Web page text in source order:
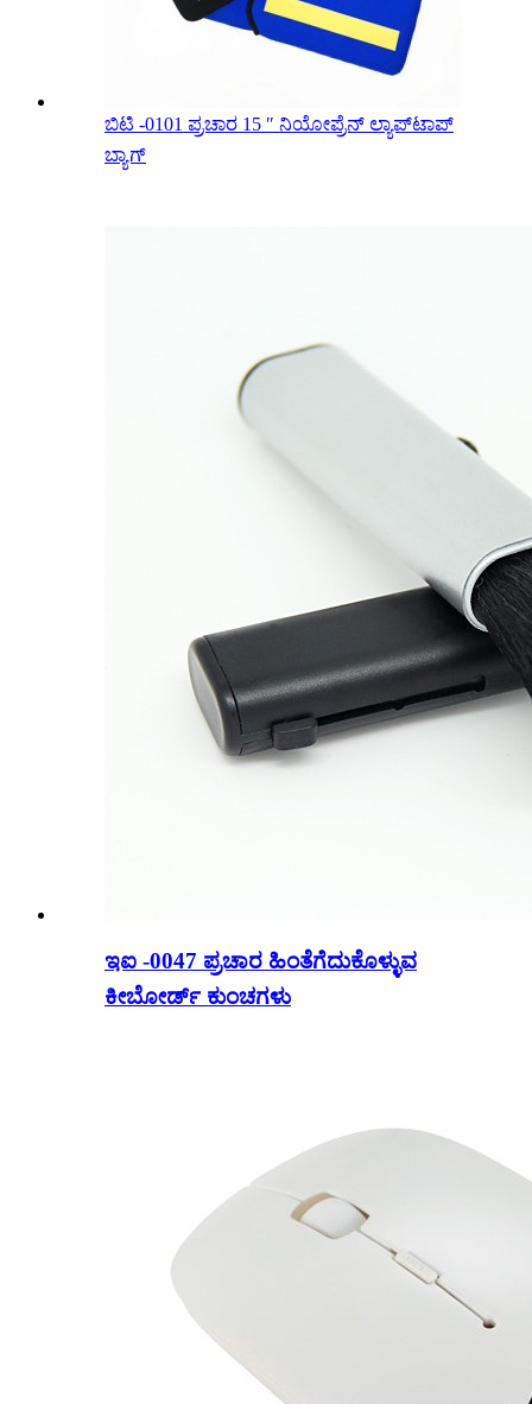
ಬಿಟಿ -0101 ಪ್ರಚಾರ 15 ″ ನಿಯೋಪ್ರೆನ್ ಲ್ಯಾಪ್‌ಟಾಪ್
ಬ್ಯಾಗ್
ಇಐ -0047 ಪ್ರಚಾರ ಹಿಂತೆಗೆದುಕೊಳ್ಳುವ
ಕೀಬೋರ್ಡ್ ಕುಂಚಗಳು